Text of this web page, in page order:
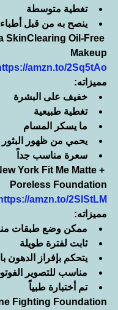
تغطية متوسطة
ينصح به من قبل أطباء
SkinClearing Oil-Free
Makeup
amzn.to/2Sq5tAo
مميزاته:
خفيف على البشرة
تغطية طبيعية
ما يسكر المسام
يحمي من ظهور البثور
سعرة مناسب جداً
York Fit Me Matte +
Poreless Foundation
https://amzn.to/2SlStLM
مميزاته:
ممكن وضع طبقات
ثابت لفترة طويلة
يتحكم بإفراز الدهون
مناسب للتصوير
تم أختبارة طبياً
Fighting Foundation